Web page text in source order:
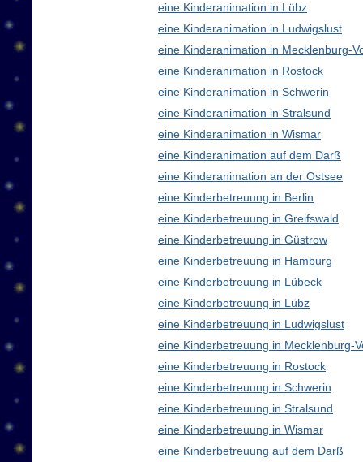
eine Kinderanimation in Lübz
eine Kinderanimation in Ludwigslust
eine Kinderanimation in Mecklenburg-
eine Kinderanimation in Rostock
eine Kinderanimation in Schwerin
eine Kinderanimation in Stralsund
eine Kinderanimation in Wismar
eine Kinderanimation auf dem Darß
eine Kinderanimation an der Ostsee
eine Kinderbetreuung in Berlin
eine Kinderbetreuung in Greifswald
eine Kinderbetreuung in Güstrow
eine Kinderbetreuung in Hamburg
eine Kinderbetreuung in Lübeck
eine Kinderbetreuung in Lübz
eine Kinderbetreuung in Ludwigslust
eine Kinderbetreuung in Mecklenburg-
eine Kinderbetreuung in Rostock
eine Kinderbetreuung in Schwerin
eine Kinderbetreuung in Stralsund
eine Kinderbetreuung in Wismar
eine Kinderbetreuung auf dem Darß